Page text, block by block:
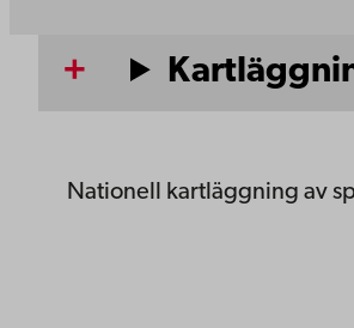
Nationell kartläggning av